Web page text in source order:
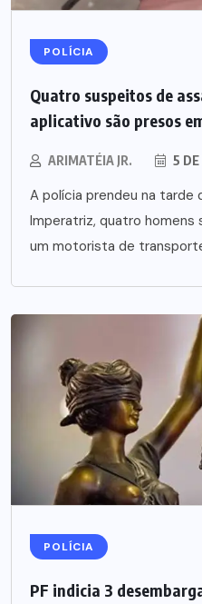
POLÍCIA
Quatro suspeitos de
aplicativo são presos
ARIMATÉIA JR. 5
A polícia prendeu na
Imperatriz, quatro
um motorista de
POLÍCIA
PF indicia 3